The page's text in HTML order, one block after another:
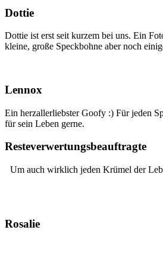
Dottie
Dottie ist erst seit kurzem bei uns. Ein
kleine, große Speckbohne aber noch
Lennox
Ein herzallerliebster Goofy :) Für jeden
für sein Leben gerne.
Resteverwertungsbeauftragte
Um auch wirklich jeden Krümel der
Rosalie